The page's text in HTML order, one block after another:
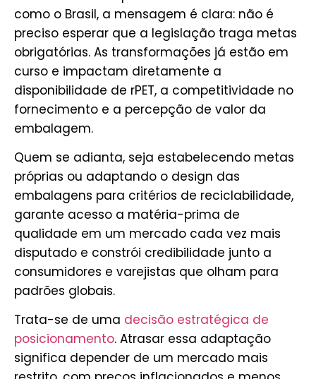
como o Brasil, a mensagem é clara: não é
preciso esperar que a legislação traga metas
obrigatórias. As transformações já estão em
curso e impactam diretamente a
disponibilidade de rPET, a competitividade no
fornecimento e a percepção de valor da
embalagem.
Quem se adianta, seja estabelecendo metas
próprias ou adaptando o design das
embalagens para critérios de reciclabilidade,
garante acesso a matéria-prima de
qualidade em um mercado cada vez mais
disputado e constrói credibilidade junto a
consumidores e varejistas que olham para
padrões globais.
Trata-se de uma decisão estratégica de
posicionamento. Atrasar essa adaptação
significa depender de um mercado mais